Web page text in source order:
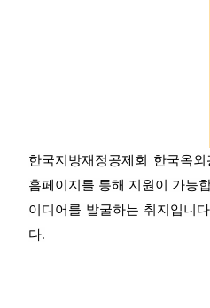
한국지방재정공제회 한국옥
홈페이지를 통해 지원이 가능
이디어를 발굴하는 취지입니
다.